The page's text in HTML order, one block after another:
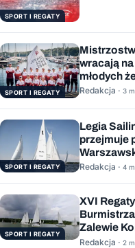
SPORT I REGATY
SPORT I REGATY
wracają
młodych
Polski
Redakcja · 3
SPORT I REGATY
Legia
przejmuje
Redakcja · 4
SPORT I REGATY
XVI
Zalewie
Redakcja · 2